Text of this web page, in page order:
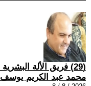
(29) فريق الألة البشرية - الحلقة السابعة والأخيرة
محمد عبد الكريم يوسف